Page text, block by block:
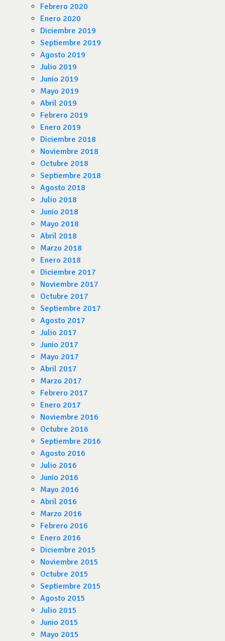
Febrero 2020
Enero 2020
Diciembre 2019
Septiembre 2019
Agosto 2019
Julio 2019
Junio 2019
Mayo 2019
Abril 2019
Febrero 2019
Enero 2019
Diciembre 2018
Noviembre 2018
Octubre 2018
Septiembre 2018
Agosto 2018
Julio 2018
Junio 2018
Mayo 2018
Abril 2018
Marzo 2018
Enero 2018
Diciembre 2017
Noviembre 2017
Octubre 2017
Septiembre 2017
Agosto 2017
Julio 2017
Junio 2017
Mayo 2017
Abril 2017
Marzo 2017
Febrero 2017
Enero 2017
Noviembre 2016
Octubre 2016
Septiembre 2016
Agosto 2016
Julio 2016
Junio 2016
Mayo 2016
Abril 2016
Marzo 2016
Febrero 2016
Enero 2016
Diciembre 2015
Noviembre 2015
Octubre 2015
Septiembre 2015
Agosto 2015
Julio 2015
Junio 2015
Mayo 2015